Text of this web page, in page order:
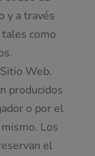
y a través
como
Web.
producidos
o por el
Los
el